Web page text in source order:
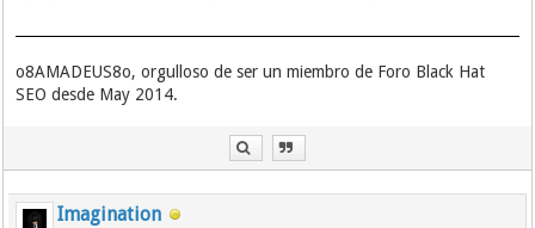
o8AMADEUS8o, orgulloso de ser un miembro de Foro Black Hat
SEO desde May 2014.
Imagination